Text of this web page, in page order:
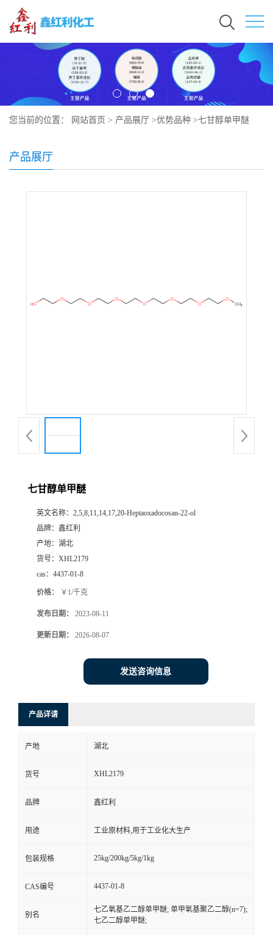
您当前的位置： 网站首页 > 产品展厅 >优势品种 >七甘醇单甲醚
产品展厅
七甘醇单甲醚
英文名称： 2,5,8,11,14,17,20-Heptaoxadocosan-22-ol
品牌： 鑫红利
产地： 湖北
货号： XHL2179
cas： 4437-01-8
价格： ￥1/千克
发布日期： 2023-08-11
更新日期： 2026-08-07
发送咨询信息
产品详请
产地 湖北
货号 XHL2179
品牌 鑫红利
用途 工业原材料,用于工业化大生产
包装规格 25kg/200kg/5kg/1kg
CAS编号 4437-01-8
别名
七乙氧基乙二醇单甲醚; 单甲氧基聚乙二醇(n=7);
七乙二醇单甲醚;